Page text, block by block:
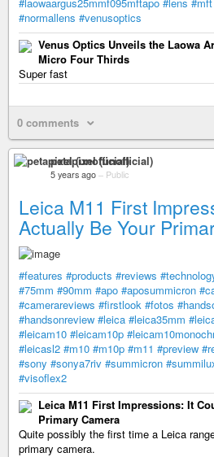
#normallens #venusoptics
Venus Optics Unveils the Laowa
Micro Four Thirds
Super fast
0 comments
petapixel (unofficial)
5 years ago – Public
Leica M11 First
Actually Be Your
#features #products #reviews
#75mm #90mm #apo #aposummicron
#camerareviews #firstlook #fotos
#handsonreview #leica #leica35mm
#leicam10 #leicam10p
#leicasl2 #m10 #m10p #m11 #preview
#sony #sonya7riv #summicron
#visoflex2
Leica M11 First Impressions: It
Primary Camera
Quite possibly the first time a Leica
primary camera.